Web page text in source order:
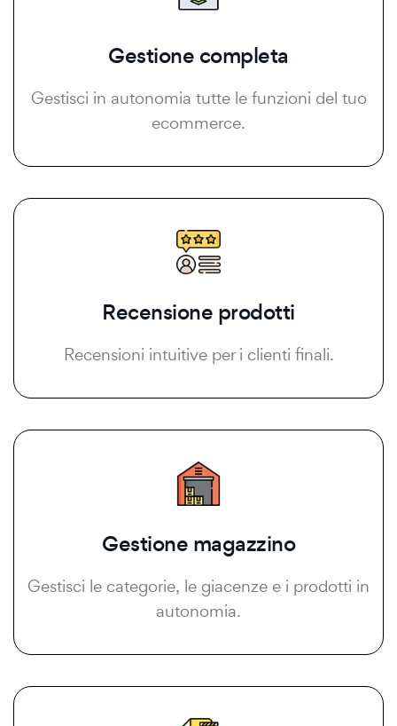
Gestione completa
Gestisci in autonomia tutte le funzioni del tuo
ecommerce.
Recensione prodotti
Recensioni intuitive per i clienti finali.
Gestione magazzino
Gestisci le categorie, le giacenze e i prodotti in
autonomia.